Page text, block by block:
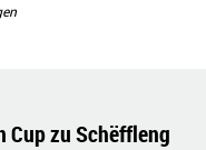
Cup zu Schëffleng